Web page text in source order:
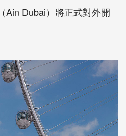
Ain Dubai）將正式對外開